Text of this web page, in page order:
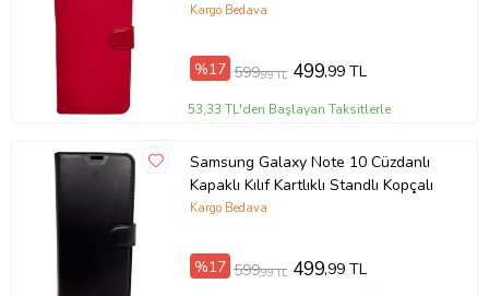
Kargo Bedava
%17 599,99 TL 499,99 TL
53,33 TL'den Başlayan Taksitlerle
Samsung Galaxy Note 10 Cüzdanlı
Kapaklı Kılıf Kartlıklı Standlı Kopçalı
Kargo Bedava
%17 599,99 TL 499,99 TL